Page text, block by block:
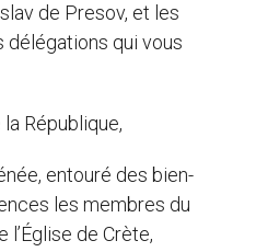
de Presov, et les
qui vous
République,
entouré des bien-
les membres du
de Crète,